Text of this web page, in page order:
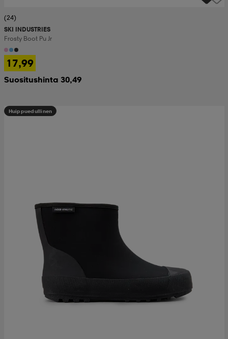
(24)
SKI INDUSTRIES
Frosty Boot Pu Jr
17,99
Suositushinta 30,49
Huippuedullinen